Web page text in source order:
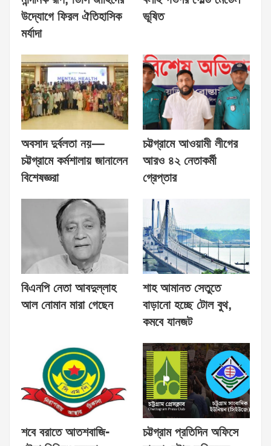
উদ্যোগে ফিরল ঐতিহাসিক
মর্যাদা
ভূষিত
অবসাদ দুর্বলতা নয়—
চট্টগ্রামে কর্মশালায় জানালেন
বিশেষজ্ঞরা
চট্টগ্রামে আওয়ামী লীগের
আরও ৪২ নেতাকর্মী
গ্রেপ্তার
বিএনপি নেতা আবদুল্লাহ
আল নোমান মারা গেছেন
শাহ আমানত সেতুতে
বাড়ানো হচ্ছে টোল বুথ,
কমবে যানজট
শবে বরাতে আতশবাজি-
চট্টগ্রাম প্রতিদিন অফিসে